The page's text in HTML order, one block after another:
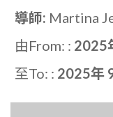
導師: Martina
由From: : 2025
至To: : 2025年